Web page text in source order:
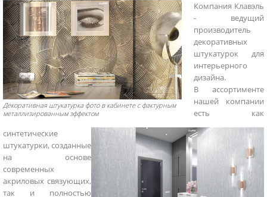
Декоративная штукатурка фото в кабинете с фактурным
металлизированным эффектом
Компания Клавэль
- ведущий
производитель
декоративных
штукатурок для
интерьерного
дизайна.
В ассортименте
нашей компании
есть как
синтетические
штукатурки, созданные
на основе
современных
акриловых связующих,
так и полностью